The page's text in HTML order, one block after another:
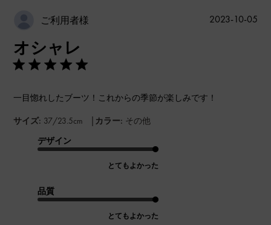
ご利用者様
オシャレ
一目惚れしたブーツ！これからの季節が楽しみです！
サイズ: 37/23.5cm | カラー: その他
デザイン
とてもよかった
品質
とてもよかった
公
2023-10-05